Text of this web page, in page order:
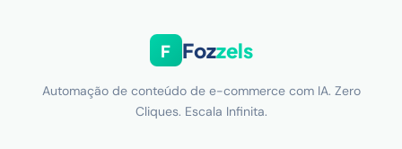
F Fozzels
Automação de conteúdo de e-commerce com IA. Zero
Cliques. Escala Infinita.